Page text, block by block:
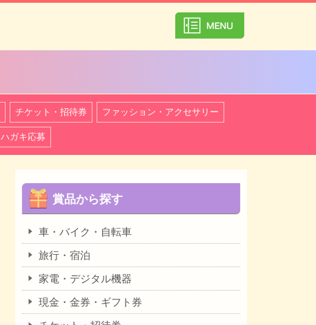
チケット・招待券 ファッション・アクセサリー
ハガキ応募
賞品から探す
車・バイク・自転車
旅行・宿泊
家電・デジタル機器
現金・金券・ギフト券